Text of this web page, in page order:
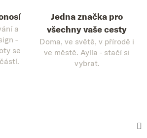
a
-
se
Jedna značka pro
všechny vaše cesty
Doma, ve světě, v přírodě i
ve městě. Aylla - stačí si
vybrat.